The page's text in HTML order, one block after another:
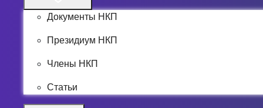
Документы НКП
Президиум НКП
Члены НКП
Статьи